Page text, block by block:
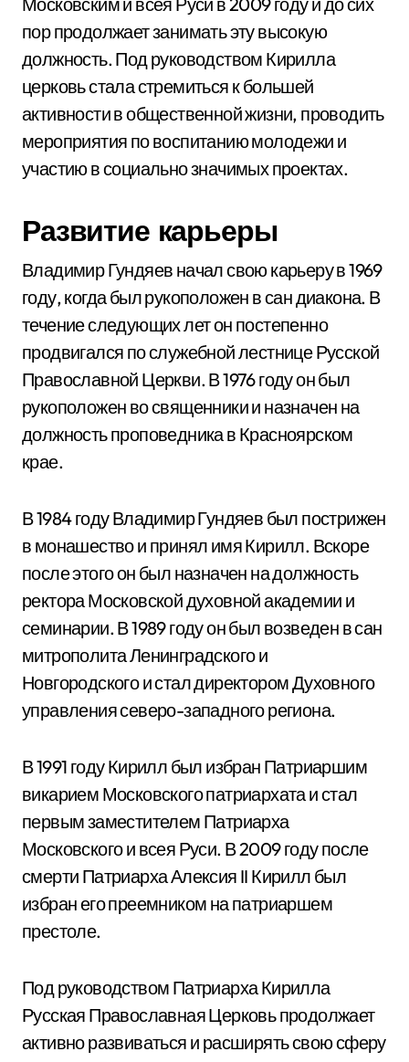
пор продолжает занимать эту высокую
должность. Под руководством Кирилла
церковь стала стремиться к большей
активности в общественной жизни, проводить
мероприятия по воспитанию молодежи и
участию в социально значимых проектах.
Развитие карьеры
Владимир Гундяев начал свою карьеру в 1969
году, когда был рукоположен в сан диакона. В
течение следующих лет он постепенно
продвигался по служебной лестнице Русской
Православной Церкви. В 1976 году он был
рукоположен во священники и назначен на
должность проповедника в Красноярском
крае.
В 1984 году Владимир Гундяев был пострижен
в монашество и принял имя Кирилл. Вскоре
после этого он был назначен на должность
ректора Московской духовной академии и
семинарии. В 1989 году он был возведен в сан
митрополита Ленинградского и
Новгородского и стал директором Духовного
управления северо-западного региона.
В 1991 году Кирилл был избран Патриаршим
викарием Московского патриархата и стал
первым заместителем Патриарха
Московского и всея Руси. В 2009 году после
смерти Патриарха Алексия II Кирилл был
избран его преемником на патриаршем
престоле.
Под руководством Патриарха Кирилла
Русская Православная Церковь продолжает
активно развиваться и расширять свою сферу